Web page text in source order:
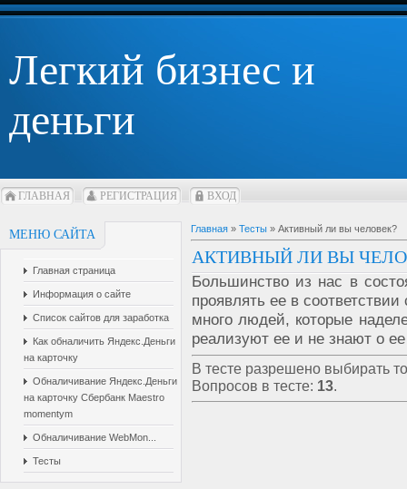
Легкий бизнес и
деньги
ГЛАВНАЯ РЕГИСТРАЦИЯ ВХОД
МЕНЮ САЙТА
Главная страница
Информация о сайте
Список сайтов для заработка
Как обналичить Яндекс.Деньги
на карточку
Обналичивание Яндекс.Деньги
на карточку Сбербанк Maestro
momentym
Обналичивание WebMon...
Тесты
Главная » Тесты » Активный ли вы человек?
АКТИВНЫЙ ЛИ ВЫ
Большинство из нас в
проявлять ее в
много людей, которые
реализуют ее и не знают о
В тесте разрешено выбирать
Вопросов в тесте: 13.